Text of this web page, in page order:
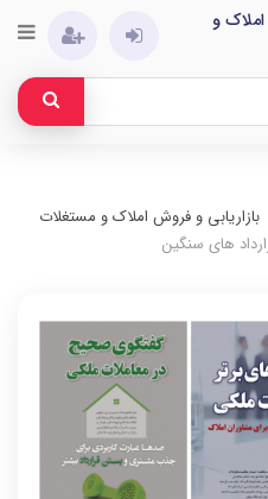
و
بازاریابی و فروش املاک و مستغلات
های سنگین